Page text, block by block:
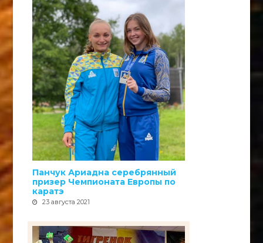
Панчук Ариадна серебрянный
призер Чемпионата Европы по
каратэ
23 августа 2021